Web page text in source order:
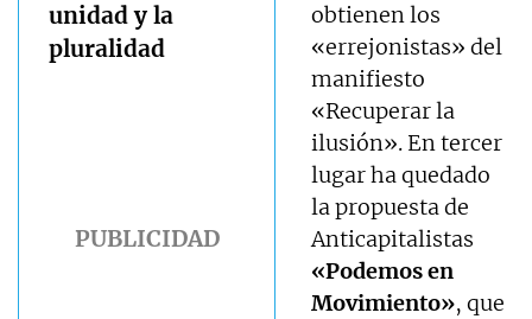
unidad y la
pluralidad
obtienen los
«errejonistas» del
manifiesto
«Recuperar la
ilusión». En tercer
lugar ha quedado
la propuesta de
Anticapitalistas
«Podemos en
Movimiento», que